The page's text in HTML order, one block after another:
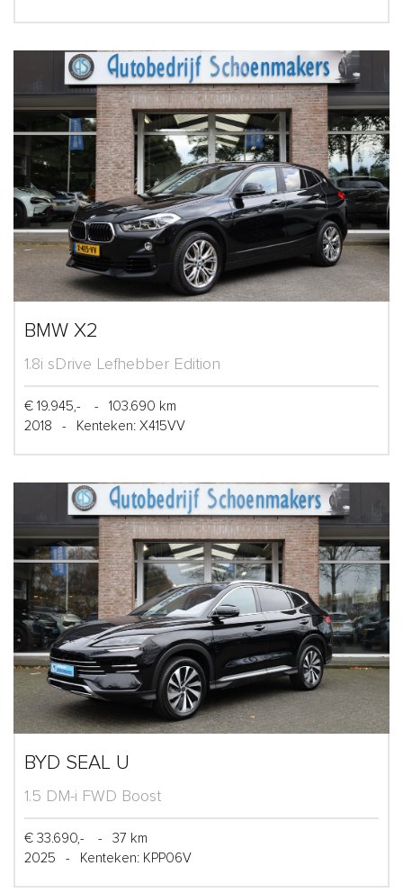
BMW X2
1.8i sDrive Lefhebber Edition
€ 19.945,- -
103.690 km
2018
- Kenteken: X415VV
BYD SEAL U
1.5 DM-i FWD Boost
€ 33.690,- -
37 km
2025
- Kenteken: KPP06V